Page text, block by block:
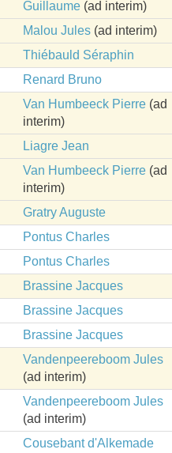
Guillaume (ad interim)
Malou Jules (ad interim)
Thiébauld Séraphin
Renard Bruno
Van Humbeeck Pierre (ad
interim)
Liagre Jean
Van Humbeeck Pierre (ad
interim)
Gratry Auguste
Pontus Charles
Pontus Charles
Brassine Jacques
Brassine Jacques
Brassine Jacques
Vandenpeereboom Jules
(ad interim)
Vandenpeereboom Jules
(ad interim)
Cousebant d'Alkemade